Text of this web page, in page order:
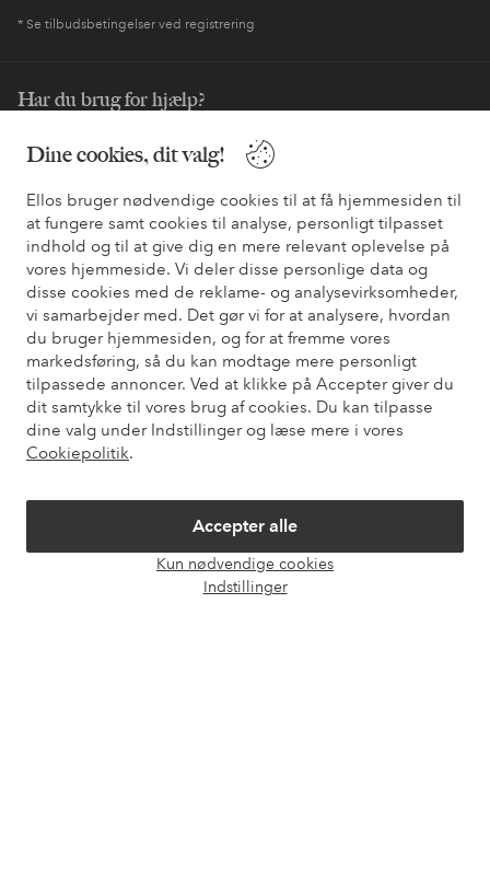
Dine cookies, dit valg!
Ellos bruger nødvendige cookies til at få hjemmesiden til
at fungere samt cookies til analyse, personligt tilpasset
indhold og til at give dig en mere relevant oplevelse på
vores hjemmeside. Vi deler disse personlige data og
disse cookies med de reklame- og analysevirksomheder,
vi samarbejder med. Det gør vi for at analysere, hvordan
du bruger hjemmesiden, og for at fremme vores
markedsføring, så du kan modtage mere personligt
tilpassede annoncer. Ved at klikke på Accepter giver du
dit samtykke til vores brug af cookies. Du kan tilpasse
dine valg under Indstillinger og læse mere i vores
Cookiepolitik.
Accepter alle
Kun nødvendige cookies
Indstillinger
* Se tilbudsbetingelser ved registrering
Har du brug for hjælp?
Du kan finde svar på de oftest stillede spørgsmål i vores FAQ.
Du kan også finde oplysninger om, hvordan du kontakter os.
Kundeservice Bestilling Betalingsmåde
Mine sider
Om Ellos
Vores tjenester
Venner